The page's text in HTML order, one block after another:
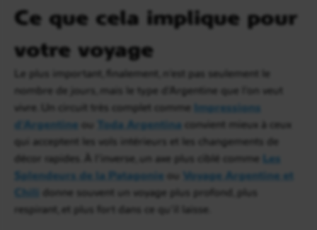
Ce que cela implique pour
votre voyage
Le plus important, finalement, n’est pas seulement le
nombre de jours, mais le type d’Argentine que l’on veut
vivre. Un circuit très complet comme Impressions
d’Argentine
Toda Argentina convient mieux à ceux
qui acceptent les vols intérieurs et les changements de
décor rapides. À l’inverse, un axe plus ciblé comme Les
Splendeurs de la Patagonie
Voyage Argentine et
Chili
donne souvent un voyage plus profond, plus
respirant, et plus fort dans ce qu’il laisse.